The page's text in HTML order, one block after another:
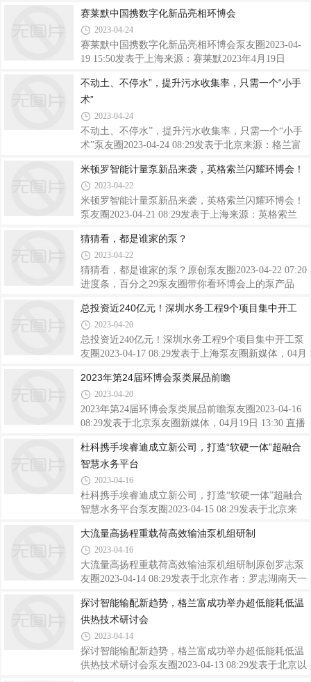
2A、2B 和 2C）。自安装以来一直存在机械密封问
题。East Kentucky发电厂的四个发电机组中，第二单
元是唯一一个出现这些问题的机组。安装了泵可靠性
以“智航·见远”为主题的第二届全行业经销商大会。来
自中国区的威乐授权经销商伙伴及威乐员工400余人
再次齐聚一堂，共襄发展。大会伊始，威乐集团副总
裁，威乐中国及东南亚总经理涂利民先生对大家莅临
展业务已经进入第28个年头，涂总衷心感谢各位经销
商合作伙伴为之付出的努力和不懈付出，使威乐的业
务蒸蒸日上。他与全体经销商伙伴分享了几
赛莱默中国携数字化新品亮相环博会
2023-04-24
赛莱默中国携数字化新品亮相环博会泵友圈2023-04-
19 15:50发表于上海来源：赛莱默2023年4月19日
XYL）惊艳亮相第24届中国环博会。以“新潮涌动，
智领未莱”为参展主题，赛莱默不仅展出多款突破性
数字化产品，更在首日重磅发布两款解决方案 ——
智慧水厂综合解决方案及污水处理智慧综合解决方
案，以绿色新技术助力水行业实现数字化转型，推进
牌展德国IFAT母展50年的优秀品质，历经二十余载发
展，已经成为环保企业洞悉产业未来、把握前沿技术
潮
不动土、不停水”，提升污水收集率，只需一个“小手
术”
2023-04-24
不动土、不停水”，提升污水收集率，只需一个“小手
术”泵友圈2023-04-24 08:29发表于北京来源：格兰富
处理厂都不同程度上面临新的目标，比如提高污水的
收集率，提高出水标准，提升处理效率等。在提高污
水收集率的选项中，对比扩容和扩建，扩容具有成本
更低、耗时更短、更经济的优势。那是不是真的能通
格记说课2.0的苏州高铁新城污水厂的课程中我们就跟
大家分享了这样一个案例仅一天时间，在不停水的情
况下完成了施工现场所有泵的替换的“
米顿罗智能计量泵新品来袭，英格索兰闪耀环博会！
2023-04-22
米顿罗智能计量泵新品来袭，英格索兰闪耀环博会！
泵友圈2023-04-21 08:29发表于上海来源：英格索兰
新要求和新期望。加快推进水处理治理领域减碳、替
碳、固碳成为大家重要的关注点，环保技术也迎来新
的变革，节能环保设备将成为水处理行业绿色发展的
重要力量。第24届中国环博会于2023年4月19日，在
建和工业解决方案的行业领导者，英格索兰携旗下多
个品牌：米顿罗、ARO、佶缔纳士、格南登福、西派
克亮相环博会，以“智水之道，英我更美好”
猜猜看，都是谁家的泵？
2023-04-22
猜猜看，都是谁家的泵？原创泵友圈2023-04-22 07:20
进度条，百分之29泵友圈带你看环博会上的泵产品
总投资近240亿元！深圳水务工程9个项目集中开工
2023-04-20
总投资近240亿元！深圳水务工程9个项目集中开工泵
友圈2023-04-17 08:29发表于上海泵友圈新媒体，04月
深圳发布4月6日上午，深圳市水务精品工程首批项目
开工仪式在福田水质净化厂二期举行，仪式以“锚定
高质量，树立新标杆”为主题。2022年，全市水务系
统推动完成全市生态及水务领域固投262.19亿元，超
量。2023年全市水务领域固定资产投资计划完成214
亿元，全年将重点推动引调水及水源工程、水库除险
加固、水厂新改扩建、水质净化厂、河道及
2023年第24届环博会泵类展品前瞻
2023-04-20
2023年第24届环博会泵类展品前瞻泵友圈2023-04-16
08:29发表于北京泵友圈新媒体，04月19日 13:30 直播
日 10:00 直播已结束赛莱默全新水厂/污水厂智慧化整
体解决方案发布会视频号来源：泵友圈编辑整理第24
届中国环博会将于2023年4月19日-21日在上海新国际
博览中心举办，本届展会将荟集全球顶级污水处理、
给水排水、固体废弃物处理、资源回收利用、大气污
环境服务业等环境污染治理领域的前沿技术与最新解
决方案。为此，泵友圈为大家整理了部分
杜科携手埃睿迪成立新公司，打造“软硬一体”超融合
智慧水务平台
2023-04-16
杜科携手埃睿迪成立新公司，打造“软硬一体”超融合
智慧水务平台泵友圈2023-04-15 08:29发表于北京来
公司合资成立杜科埃睿迪水务科技（上海）有限公
司。与此同时接入京东科技互联网资源，三方将致力
于在智慧水务领域形成生态合力，共同谱写水务行业
产业数字化升级转型新航程。发布会现场京东科技生
董事长咸明哲、埃睿迪信息技术（北京）有限公司董
事长吴奇锋、杜科埃睿迪公司总经理戚德科和埃睿迪
副总裁李茂清等出席发布会，并共同点亮水晶灯
大流量高扬程重载荷高效输油泵机组研制
2023-04-16
大流量高扬程重载荷高效输油泵机组研制原创罗志泵
友圈2023-04-14 08:29发表于北京作者：罗志湖南天一
载荷高效输油泵机组的研究意义、国内外研究现状及
发展动态分析，并从输油泵结构设计、关键零部件设
计等方面因素提高输油泵的效率和运行稳定性，并总
结出市场竞争优势；Abstracts：This paper introduces
the research significance ofhigh flow high lift heavy load
探讨智能输配新趋势，格兰富成功举办超低能耗低温
供热技术研讨会
2023-04-14
探讨智能输配新趋势，格兰富成功举办超低能耗低温
供热技术研讨会泵友圈2023-04-13 08:29发表于北京以